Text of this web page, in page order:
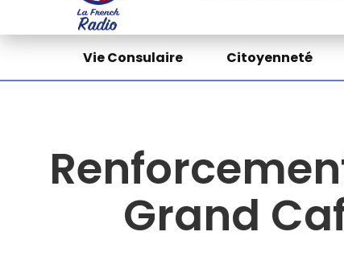
Vie Consulaire Citoyenneté
Grand